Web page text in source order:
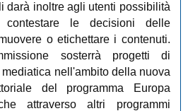
darà inoltre agli utenti possibilità
contestare le decisioni delle
o etichettare i contenuti.
sosterrà progetti di
nell'ambito della nuova
del programma Europa
attraverso altri programmi